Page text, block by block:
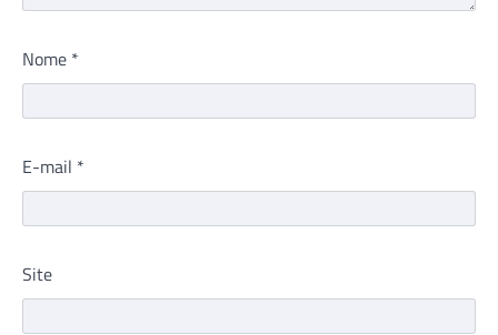
Nome *
E-mail *
Site